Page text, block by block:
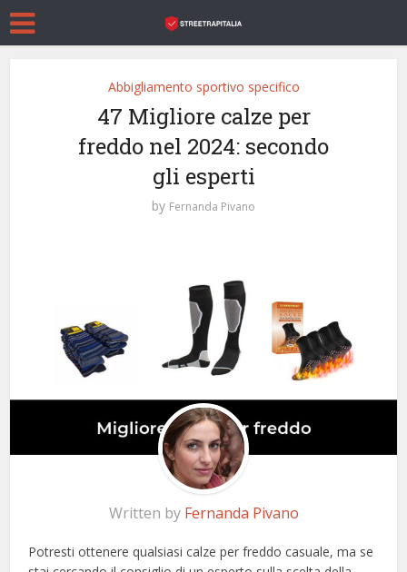
Abbigliamento sportivo specifico
47 Migliore calze per
freddo nel 2024: secondo
gli esperti
by Fernanda Pivano
Written by Fernanda Pivano
Potresti ottenere qualsiasi calze per freddo casuale, ma se